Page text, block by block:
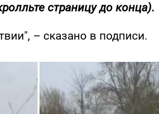
страницу до конца).
– сказано в подписи.